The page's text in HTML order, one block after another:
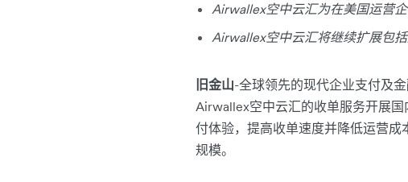
Airwallex空中云汇为在美国运营
Airwallex空中云汇将继续扩展包
旧金山-全球领先的现代企业支付及
Airwallex空中云汇的收单服务开展
付体验，提高收单速度并降低运营
规模。